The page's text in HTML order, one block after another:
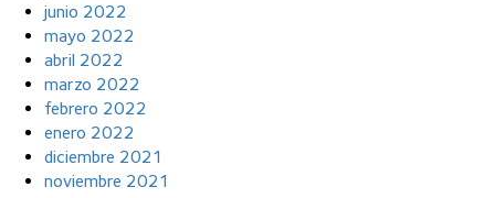
junio 2022
mayo 2022
abril 2022
marzo 2022
febrero 2022
enero 2022
diciembre 2021
noviembre 2021